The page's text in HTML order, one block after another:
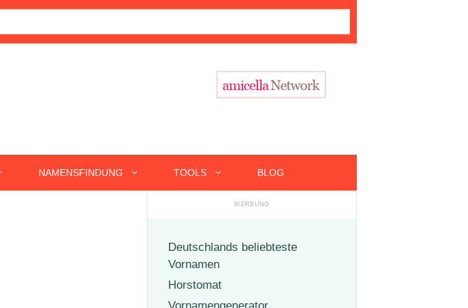
NAMENSFINDUNG TOOLS BLOG
Deutschlands beliebteste
Vornamen
Horstomat